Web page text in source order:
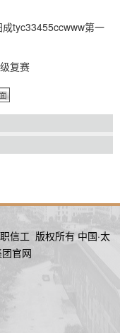
tyc33455ccwww第一
复赛
信工 版权所有 中国·太
官网